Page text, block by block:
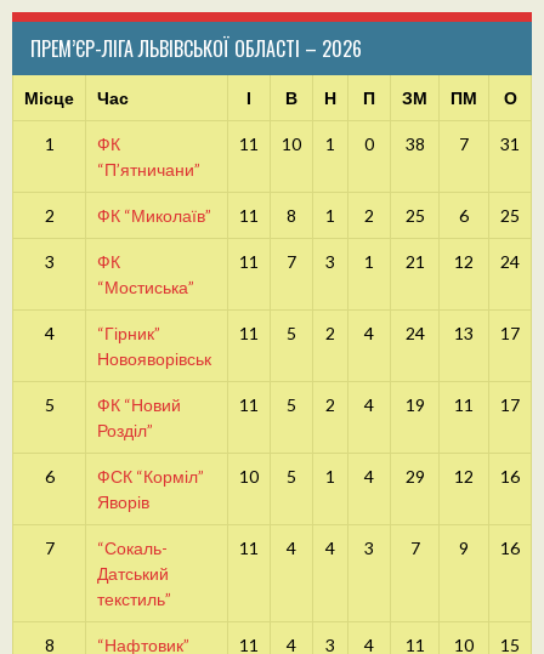
ПРЕМ’ЄР-ЛІГА ЛЬВІВСЬКОЇ ОБЛАСТІ – 2026
Місце Час І В Н П ЗМ ПМ О
1
ФК
“П’ятничани”
11 10 1 0 38 7 31
2 ФК “Миколаїв” 11 8 1 2 25 6 25
3
ФК
“Мостиська”
11 7 3 1 21 12 24
4
“Гірник”
Новояворівськ
11 5 2 4 24 13 17
5
ФК “Новий
Розділ”
11 5 2 4 19 11 17
6
ФСК “Корміл”
Яворів
10 5 1 4 29 12 16
7
“Сокаль-
Датський
текстиль”
11 4 4 3 7 9 16
8 “Нафтовик” 11 4 3 4 11 10 15